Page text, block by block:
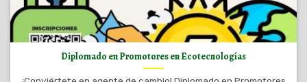
Diplomado en Promotores en Ecotecnologías